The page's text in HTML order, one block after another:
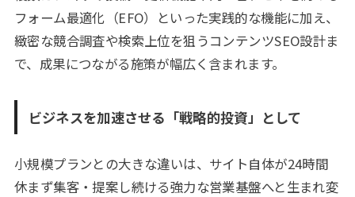
フォーム最適化（EFO）といった実践的な機能に加え、
緻密な競合調査や検索上位を狙うコンテンツSEO設計ま
で、成果につながる施策が幅広く含まれます。
ビジネスを加速させる「戦略的投資」として
小規模プランとの大きな違いは、サイト自体が24時間
休まず集客・提案し続ける強力な営業基盤へと生まれ変